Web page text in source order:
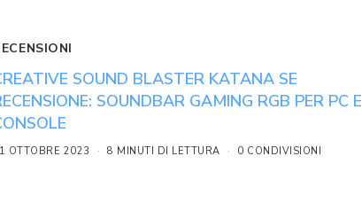
SOUND BLASTER KATANA SE
SOUNDBAR GAMING RGB PER PC E
OTTOBRE 2023 8 MINUTI DI LETTURA 0 CONDIVISIONI